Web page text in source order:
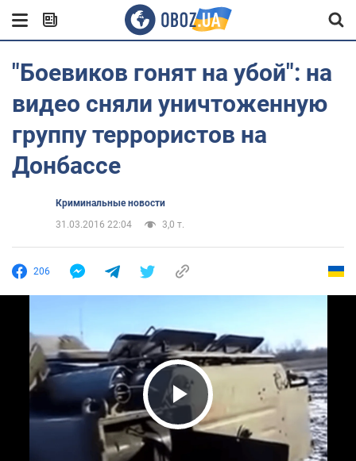
"Боевиков гонят на убой": на
видео сняли уничтоженную
группу террористов на
Донбассе
Криминальные новости
31.03.2016 22:04
3,0 т.
206
Play Video